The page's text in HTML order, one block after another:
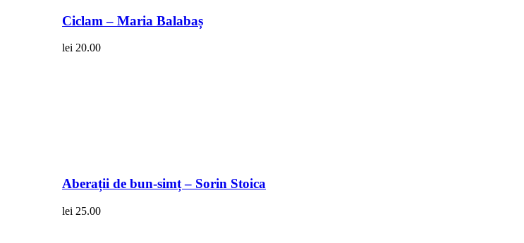
Ciclam – Maria Balabaș
lei 20.00
Aberații de bun-simț – Sorin Stoica
lei 25.00